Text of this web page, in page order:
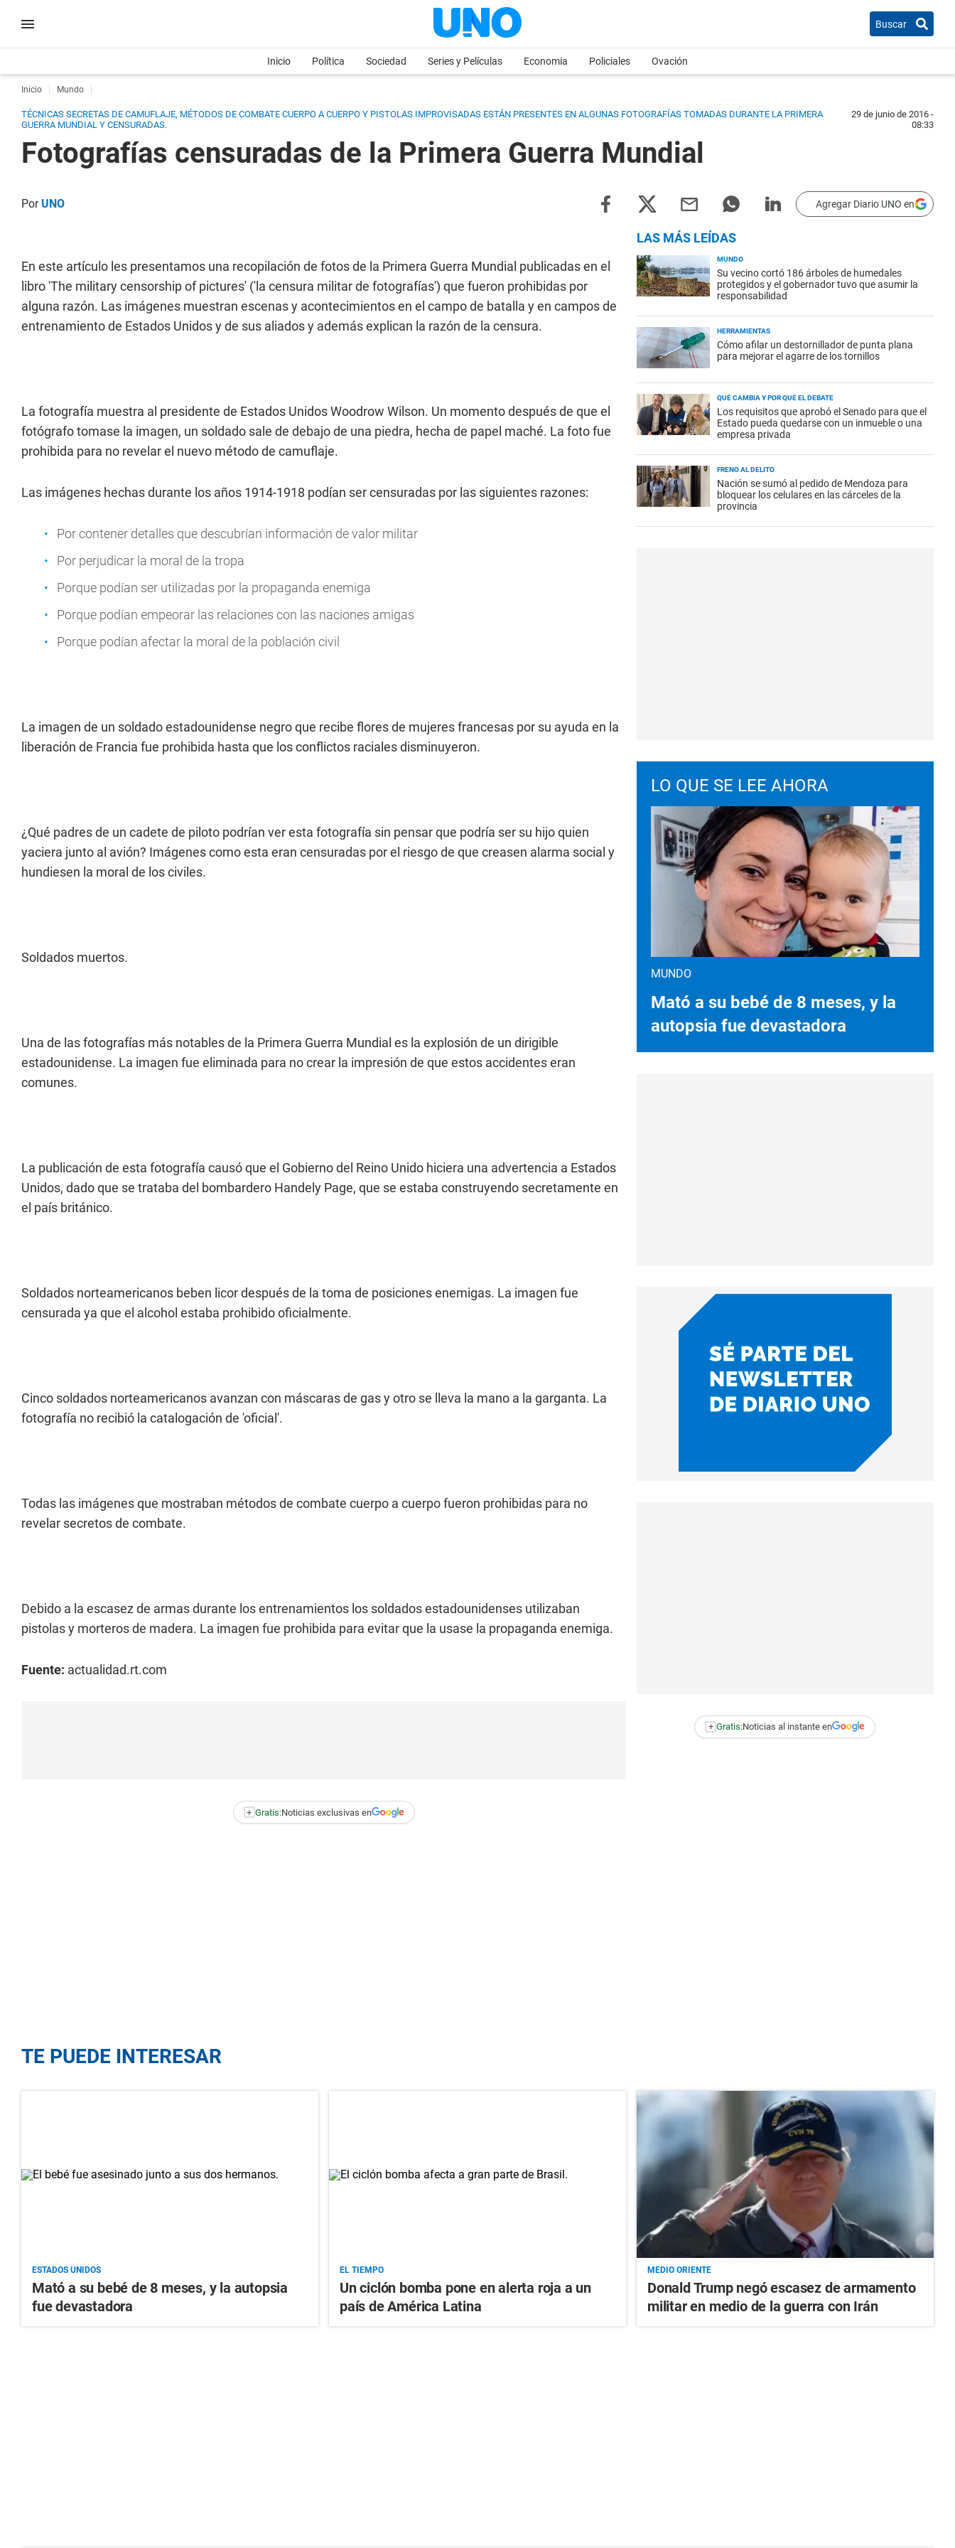
Buscar
Inicio Política Sociedad Series y Películas Economia Policiales Ovación
Inicio Mundo
TÉCNICAS SECRETAS DE CAMUFLAJE, MÉTODOS DE COMBATE CUERPO A CUERPO Y PISTOLAS IMPROVISADAS ESTÁN PRESENTES EN ALGUNAS FOTOGRAFÍAS TOMADAS DURANTE LA PRIMERA
GUERRA MUNDIAL Y CENSURADAS.
29 de junio de 2016 -
08:33
Fotografías censuradas de la Primera Guerra Mundial
PorUNO Agregar Diario UNO en
En este artículo les presentamos una recopilación de fotos de la Primera Guerra Mundial publicadas en el
libro 'The military censorship of pictures' ('la censura militar de fotografías') que fueron prohibidas por
alguna razón. Las imágenes muestran escenas y acontecimientos en el campo de batalla y en campos de
entrenamiento de Estados Unidos y de sus aliados y además explican la razón de la censura.
La fotografía muestra al presidente de Estados Unidos Woodrow Wilson. Un momento después de que el
fotógrafo tomase la imagen, un soldado sale de debajo de una piedra, hecha de papel maché. La foto fue
prohibida para no revelar el nuevo método de camuflaje.
Las imágenes hechas durante los años 1914-1918 podían ser censuradas por las siguientes razones:
Por contener detalles que descubrían información de valor militar
Por perjudicar la moral de la tropa
Porque podían ser utilizadas por la propaganda enemiga
Porque podían empeorar las relaciones con las naciones amigas
Porque podían afectar la moral de la población civil
La imagen de un soldado estadounidense negro que recibe flores de mujeres francesas por su ayuda en la
liberación de Francia fue prohibida hasta que los conflictos raciales disminuyeron.
¿Qué padres de un cadete de piloto podrían ver esta fotografía sin pensar que podría ser su hijo quien
yaciera junto al avión? Imágenes como esta eran censuradas por el riesgo de que creasen alarma social y
hundiesen la moral de los civiles.
Soldados muertos.
Una de las fotografías más notables de la Primera Guerra Mundial es la explosión de un dirigible
estadounidense. La imagen fue eliminada para no crear la impresión de que estos accidentes eran
comunes.
La publicación de esta fotografía causó que el Gobierno del Reino Unido hiciera una advertencia a Estados
Unidos, dado que se trataba del bombardero Handely Page, que se estaba construyendo secretamente en
el país británico.
Soldados norteamericanos beben licor después de la toma de posiciones enemigas. La imagen fue
censurada ya que el alcohol estaba prohibido oficialmente.
Cinco soldados norteamericanos avanzan con máscaras de gas y otro se lleva la mano a la garganta. La
fotografía no recibió la catalogación de 'oficial'.
Todas las imágenes que mostraban métodos de combate cuerpo a cuerpo fueron prohibidas para no
revelar secretos de combate.
Debido a la escasez de armas durante los entrenamientos los soldados estadounidenses utilizaban
pistolas y morteros de madera. La imagen fue prohibida para evitar que la usase la propaganda enemiga.
Fuente: actualidad.rt.com
+ Gratis:Noticias exclusivas en
LAS MÁS LEÍDAS
MUNDO
Su vecino cortó 186 árboles de humedales
protegidos y el gobernador tuvo que asumir la
responsabilidad
HERRAMIENTAS
Cómo afilar un destornillador de punta plana
para mejorar el agarre de los tornillos
QUÉ CAMBIA Y POR QUÉ EL DEBATE
Los requisitos que aprobó el Senado para que el
Estado pueda quedarse con un inmueble o una
empresa privada
FRENO AL DELITO
Nación se sumó al pedido de Mendoza para
bloquear los celulares en las cárceles de la
provincia
LO QUE SE LEE AHORA
MUNDO
Mató a su bebé de 8 meses, y la
autopsia fue devastadora
+ Gratis:Noticias al instante en
TE PUEDE INTERESAR
ESTADOS UNIDOS
Mató a su bebé de 8 meses, y la autopsia
fue devastadora
EL TIEMPO
Un ciclón bomba pone en alerta roja a un
país de América Latina
MEDIO ORIENTE
Donald Trump negó escasez de armamento
militar en medio de la guerra con Irán